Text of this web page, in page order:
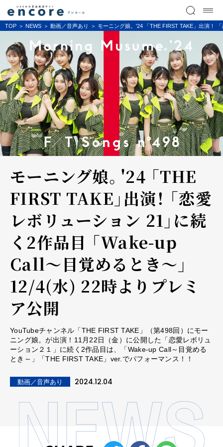
TOP NEWS 動画／音声あり モーニング娘。'24 「THE FIRST TAKE」出演！
モーニング娘。'24 「THE
FIRST TAKE」出演！ 「恋愛
レボリューション 21」に続
く2作品目 「Wake-up
Call～目覚めるとき～」
12/4(水) 22時よりプレミ
ア公開
YouTubeチャンネル「THE FIRST TAKE」（第498回）にモー
ニング娘。が出演！11月22日（金）に公開した「恋愛レボリュ
ーション２１」に続く2作品目は、「Wake-up Call～目覚める
とき～」「THE FIRST TAKE」ver.でパフォーマンス！！
動画／音声あり 2024.12.04